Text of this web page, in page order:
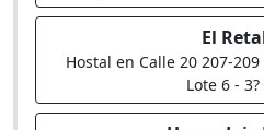
El
Hostal en Calle 20 207-
Lote 6 -